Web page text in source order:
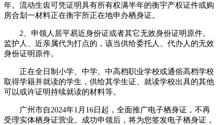
年。流动生齿可凭证明具有所有权满半年的衡宇产权证件或购
房合划一材料正在衡宇所正在地申办栖身证。
2、申领人居平易近身份证或者其它无效身份证明原件。
监护人、近亲属代为打点的，该当供给委托人、代办人的无效
身份证明原件。
正在全日制小学、中学、中高档职业学校或通俗高档学校
取得学籍并就读的学生，供给其学生证、就读学校出具的其他
可以或许证明持续就读的材料等。
广州市自2024年1月16日起，全面推广电子栖身证，不再
受理实体栖身证营业。成功申领后，将为您签发电子栖身证，